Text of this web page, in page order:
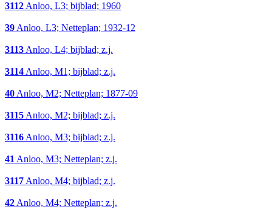
3112Anloo, L3; bijblad; 1960
39Anloo, L3; Netteplan; 1932-12
3113Anloo, L4; bijblad; z.j.
3114Anloo, M1; bijblad; z.j.
40Anloo, M2; Netteplan; 1877-09
3115Anloo, M2; bijblad; z.j.
3116Anloo, M3; bijblad; z.j.
41Anloo, M3; Netteplan; z.j.
3117Anloo, M4; bijblad; z.j.
42Anloo, M4; Netteplan; z.j.